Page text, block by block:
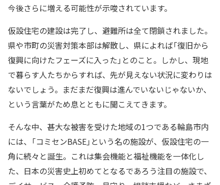
今後さらに増える可能性が示唆されています。
仮設住宅の建設は完了し、避難所は全て閉鎖されました。
県や市町の災害対策本部は解散し、県によれば「復旧から
復興に向けたフェーズに入った」とのこと。しかし、現地
で暮らす人たちからすれば、先が見えない状況に変わりは
ないでしょう。まだまだ復興は進んでいないじゃないか、
という言葉がため息とともに聞こえてきます。
そんな中、甚大な被害を受けた地域の1つである輪島市内
には、「コミセンBASE」という名の施設が、仮設住宅の一
角に続々と誕生。これは集会機能と福祉機能を一体化し
た、日本の災害史上初めてとなるであろう注目の施設で、